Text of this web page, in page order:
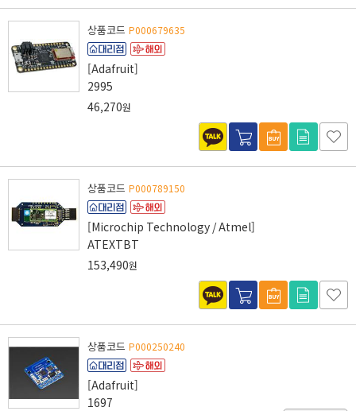
상품코드 P000679635
[Adafruit]
2995
46,270원
상품코드 P000789150
[Microchip Technology / Atmel]
ATEXTBT
153,490원
상품코드 P000250240
[Adafruit]
1697